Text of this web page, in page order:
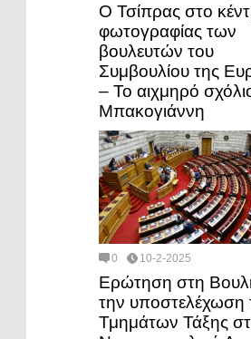
Ο Τσίπρας στο
φωτογραφίας των
βουλευτών του
Συμβουλίου της
– Το αιχμηρό
Μπακογιάννη
0 10-2-2025
Ερώτηση στη
την υποστελέχωση
Τμημάτων Τάξης